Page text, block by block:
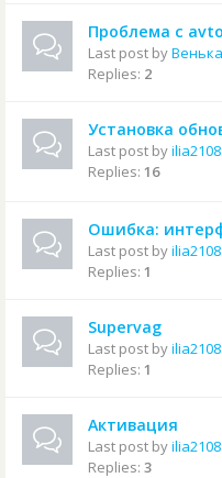
Проблема с
Last post byВенька
Replies: 2
Установка
Last post byilia2108
Replies: 16
Ошибка:
Last post byilia2108
Replies: 1
Supervag
Last post byilia2108
Replies: 1
Активация
Last post byilia2108
Replies: 3